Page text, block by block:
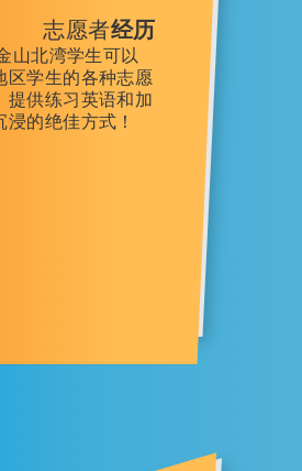
志愿者经历
山北湾学生可以
区学生的各种志愿
提供练习英语和加
浸的绝佳方式！